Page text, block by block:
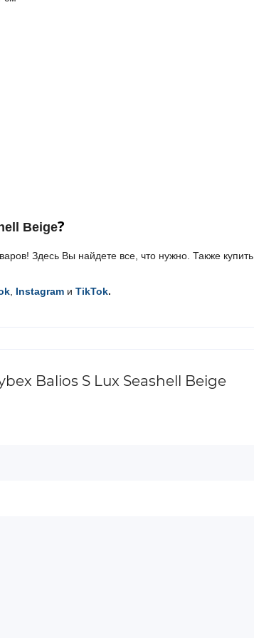
Beige?
Здесь Вы найдете все, что нужно. Также купить
Instagram и TikTok.
Balios S Lux Seashell Beige